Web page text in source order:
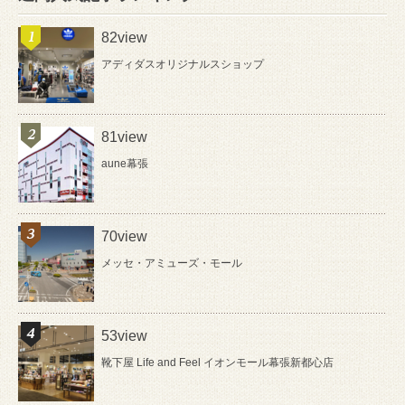
82view
アディダスオリジナルスショップ
81view
aune幕張
70view
メッセ・アミューズ・モール
53view
靴下屋 Life and Feel イオンモール幕張新都心店